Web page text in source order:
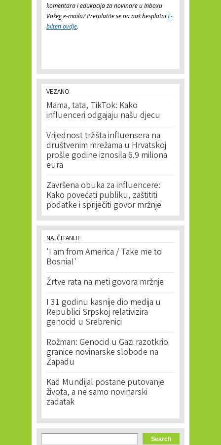
komentara i edukacija za novinare u Inboxu
Vašeg e-maila? Pretplatite se na naš besplatniE-
bilten ovdje.
VEZANO
Mama, tata, TikTok: Kako
influenceri odgajaju našu djecu
Vrijednost tržišta influensera na
društvenim mrežama u Hrvatskoj
prošle godine iznosila 6.9 miliona
eura
Završena obuka za influencere:
Kako povećati publiku, zaštititi
podatke i spriječiti govor mržnje
NAJČITANIJE
'I am from America / Take me to
Bosnia!'
Žrtve rata na meti govora mržnje
I 31 godinu kasnije dio medija u
Republici Srpskoj relativizira
genocid u Srebrenici
Rožman: Genocid u Gazi razotkrio
granice novinarske slobode na
Zapadu
Kad Mundijal postane putovanje
života, a ne samo novinarski
zadatak
Search form
Search